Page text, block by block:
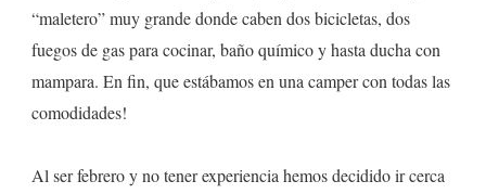
“maletero” muy grande donde caben dos bicicletas, dos
fuegos de gas para cocinar, baño químico y hasta ducha con
mampara. En fin, que estábamos en una camper con todas las
comodidades!
Al ser febrero y no tener experiencia hemos decidido ir cerca